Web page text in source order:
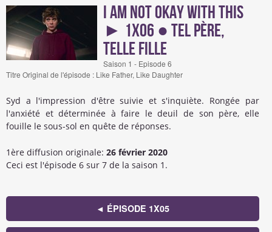
I Am Not Okay with This
► 1x06 ● Tel père,
telle fille
Saison 1 - Episode 6
Titre Original de l'épisode : Like Father, Like Daughter
Syd a l'impression d'être suivie et s'inquiète. Rongée par
l'anxiété et déterminée à faire le deuil de son père, elle
fouille le sous-sol en quête de réponses.
1ère diffusion originale: 26 février 2020
Ceci est l'épisode 6 sur 7 de la saison 1.
◄ ÉPISODE 1X05